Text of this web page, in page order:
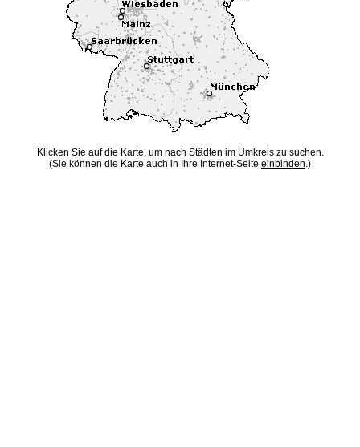
Klicken Sie auf die Karte, um nach Städten im Umkreis zu suchen.
(Sie können die Karte auch in Ihre Internet-Seite einbinden.)